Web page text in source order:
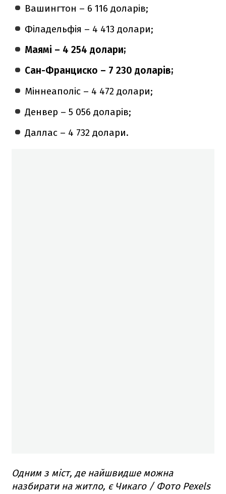
Вашингтон – 6 116 доларів;
Філадельфія – 4 413 долари;
Маямі – 4 254 долари;
Сан-Франциско – 7 230 доларів;
Міннеаполіс – 4 472 долари;
Денвер – 5 056 доларів;
Даллас – 4 732 долари.
Одним з міст, де найшвидше можна
назбирати на житло, є Чикаго / Фото Pexels